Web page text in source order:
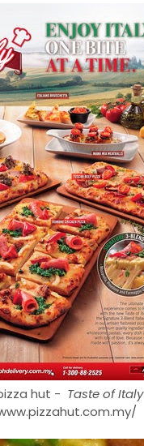
hut - Taste of Italy